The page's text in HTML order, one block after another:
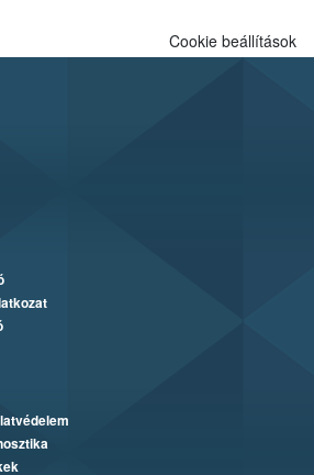
Cookie beállítások